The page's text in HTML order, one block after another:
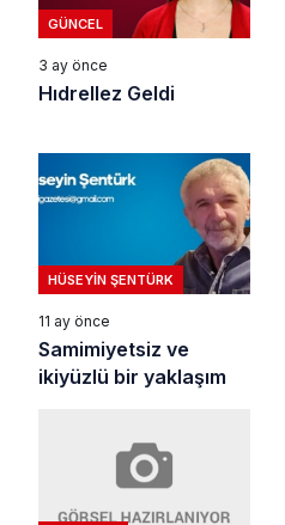
GÜNCEL
3 ay önce
Hıdrellez Geldi
HÜSEYIN ŞENTÜRK
11 ay önce
Samimiyetsiz ve
ikiyüzlü bir yaklaşım